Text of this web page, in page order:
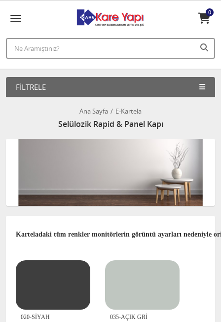
0
FILTRELE
Ana Sayfa E-Kartela
Selülozik Rapid & Panel Kapı
Karteladaki tüm renkler monitörlerin görüntü ayarları nedeniyle
020-SİYAH 035-AÇIK GRİ